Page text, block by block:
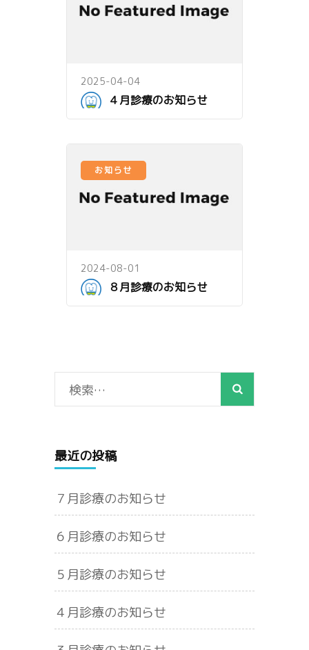
2025-04-04
４月診療のお知らせ
お知らせ
2024-08-01
８月診療のお知らせ
検
索:
最近の投稿
７月診療のお知らせ
６月診療のお知らせ
５月診療のお知らせ
４月診療のお知らせ